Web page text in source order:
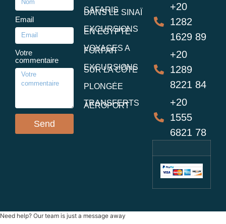
Email
Votre
commentaire
Send
SAFARIS
DANS LE SINAÏ
EXCURSIONS
EN ÉGYPTE
VOYAGES A
FORFAIT
EXCURSIONS
SUR LA CÔTE
PLONGĖE
TRANSFERTS
AĖROPORT
+20
1282
1629 89
+20
1289
8221 84
+20
1555
6821 78
Need help? Our team is just a message away